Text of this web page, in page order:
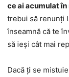
ce ai acumulat
trebui să renunți
înseamnă că te
să ieși cât mai
Dacă ți se